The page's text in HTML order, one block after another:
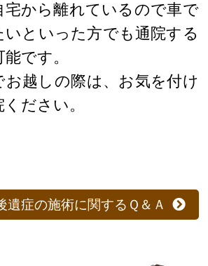
宅から離れているので車で
いといった方でも通院する
です。
越しの際は、お気を付け
ださい。
遺症の施術に関するＱ＆Ａ